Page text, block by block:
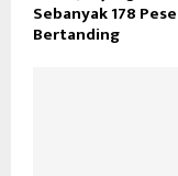
Sebanyak 178
Bertanding